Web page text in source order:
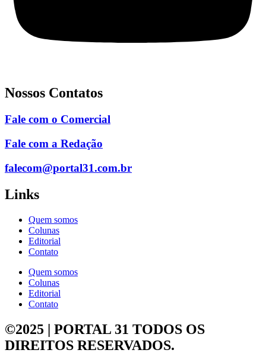
Nossos Contatos
Fale com o Comercial
Fale com a Redação
falecom@portal31.com.br
Links
Quem somos
Colunas
Editorial
Contato
Quem somos
Colunas
Editorial
Contato
©2025 | PORTAL 31 TODOS OS
DIREITOS RESERVADOS.